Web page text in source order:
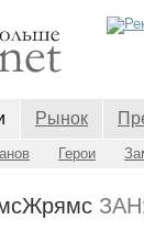
Рынок
Герои